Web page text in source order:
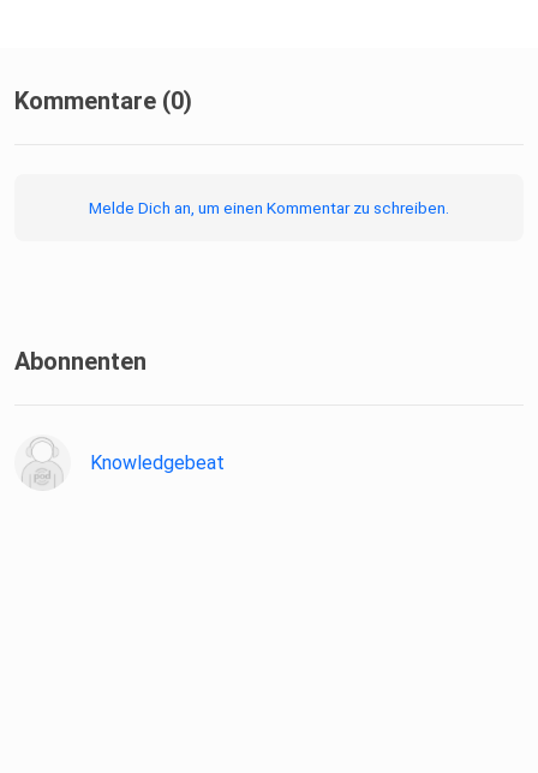
Kommentare (0)
Melde Dich an, um einen Kommentar zu schreiben.
Abonnenten
Knowledgebeat